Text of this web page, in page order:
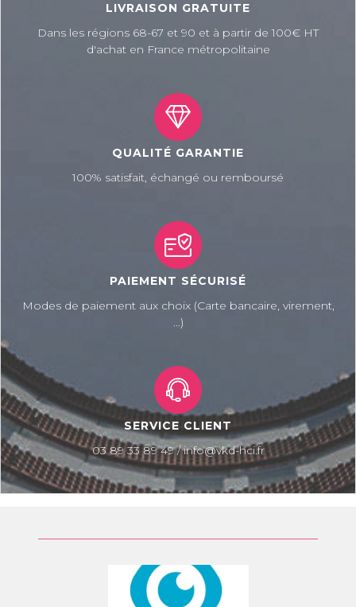
LIVRAISON GRATUITE
Dans les régions 68-67 et 90 et à partir de 100€ HT
d'achat en France métropolitaine
QUALITÉ GARANTIE
100% satisfait, échangé ou remboursé
PAIEMENT SÉCURISÉ
Modes de paiement aux choix (Carte bancaire, virement,
...)
SERVICE CLIENT
03 89 33 89 49 / info@vkd-hci.fr